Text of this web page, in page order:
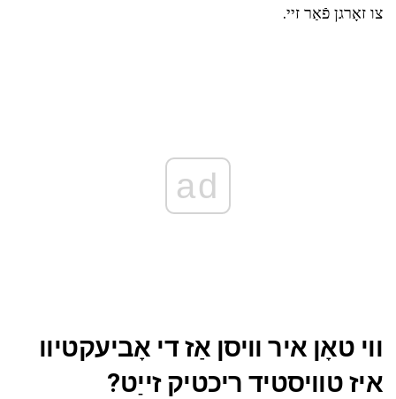
צו זאָרגן פֿאַר זיי.
ad
ווי טאָן איר וויסן אַז די אָביעקטיוו
איז טוויסטיד ריכטיק זייַט?